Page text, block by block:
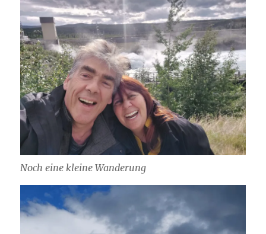
Noch eine kleine Wanderung